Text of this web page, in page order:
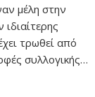
μέλη στην
τρωθεί από
συλλογικής…